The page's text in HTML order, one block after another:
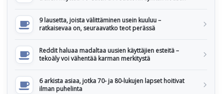
9 lausetta, joista välittäminen usein kuuluu –
ratkaisevaa on, seuraavatko teot perässä
Reddit haluaa madaltaa uusien käyttäjien esteitä –
tekoäly voi vähentää karman merkitystä
6 arkista asiaa, jotka 70- ja 80-lukujen lapset hoitivat
ilman puhelinta